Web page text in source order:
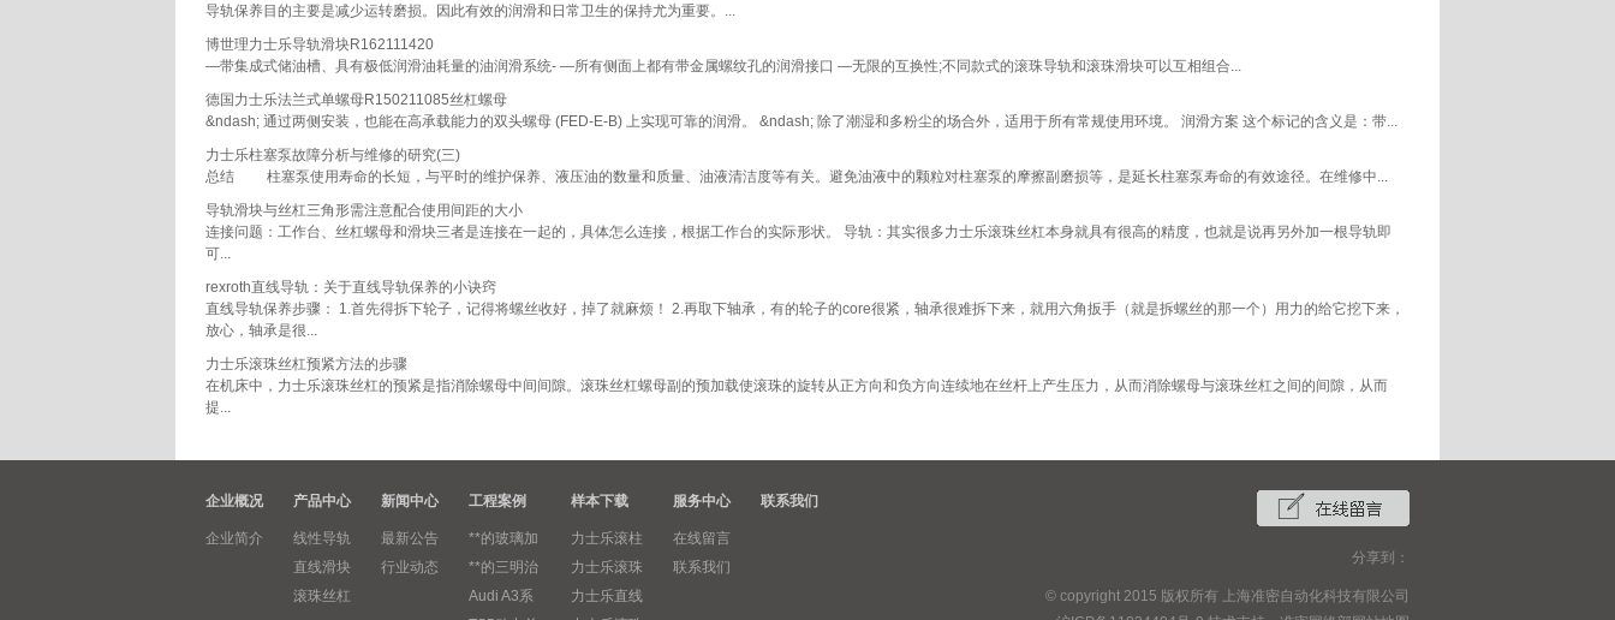
导轨保养目的主要是减少运转磨损。因此有效的润滑和日常卫生的保持尤为重要。...
博世理力士乐导轨滑块R162111420
—带集成式储油槽、具有极低润滑油耗量的油润滑系统- —所有侧面上都有带金属螺纹孔的润滑接口 —无限的互换性;不同款式的滚珠导轨和滚珠滑块可以互相组合...
德国力士乐法兰式单螺母R150211085丝杠螺母
&ndash; 通过两侧安装，也能在高承载能力的双头螺母 (FED-E-B) 上实现可靠的润滑。 &ndash; 除了潮湿和多粉尘的场合外，适用于所有常规使用环境。 润滑方案 这个标记的含义是：带...
力士乐柱塞泵故障分析与维修的研究(三)
总结 柱塞泵使用寿命的长短，与平时的维护保养、液压油的数量和质量、油液清洁度等有关。避免油液中的颗粒对柱塞泵的摩擦副磨损等，是延长柱塞泵寿命的有效途径。在维修中...
导轨滑块与丝杠三角形需注意配合使用间距的大小
连接问题：工作台、丝杠螺母和滑块三者是连接在一起的，具体怎么连接，根据工作台的实际形状。 导轨：其实很多力士乐滚珠丝杠本身就具有很高的精度，也就是说再另外加一根导轨即
可...
rexroth直线导轨：关于直线导轨保养的小诀窍
直线导轨保养步骤： 1.首先得拆下轮子，记得将螺丝收好，掉了就麻烦！ 2.再取下轴承，有的轮子的core很紧，轴承很难拆下来，就用六角扳手（就是拆螺丝的那一个）用力的给它挖下来，
放心，轴承是很...
力士乐滚珠丝杠预紧方法的步骤
在机床中，力士乐滚珠丝杠的预紧是指消除螺母中间间隙。滚珠丝杠螺母副的预加载使滚珠的旋转从正方向和负方向连续地在丝杆上产生压力，从而消除螺母与滚珠丝杠之间的间隙，从而
提...
企业概况
企业简介
产品中心
线性导轨
直线滑块
滚珠丝杠
新闻中心
最新公告
行业动态
工程案例
**的玻璃加
**的三明治
Audi A3系
样本下载
力士乐滚柱
力士乐滚珠
力士乐直线
服务中心
在线留言
联系我们
联系我们
分享到：
© copyright 2015 版权所有 上海准密自动化科技有限公司